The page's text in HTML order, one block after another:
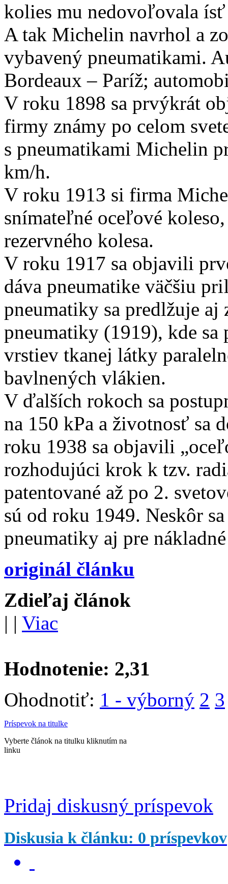
kolies mu nedovoľovala
A tak Michelin navrhol a
vybavený pneumatikami.
Bordeaux – Paríž;
V roku 1898 sa prvýkrát
firmy známy po celom
s pneumatikami Michelin
km/h.
V roku 1913 si firma
snímateľné oceľové
rezervného kolesa.
V roku 1917 sa objavili
dáva pneumatike väčšiu
pneumatiky sa predlžuje
pneumatiky (1919), kde
vrstiev tkanej látky
bavlnených vlákien.
V ďalších rokoch sa
na 150 kPa a životnosť sa
roku 1938 sa objavili
rozhodujúci krok k tzv.
patentované až po 2.
sú od roku 1949. Neskôr
pneumatiky aj pre
originál článku
Zdieľaj článok
| | Viac
Hodnotenie: 2,31
Ohodnotiť: 1 - výborný 2 3
Príspevok na titulke
Vyberte článok na titulku kliknutím na
linku
Pridaj diskusný príspevok
Diskusia k článku: 0 príspevkov